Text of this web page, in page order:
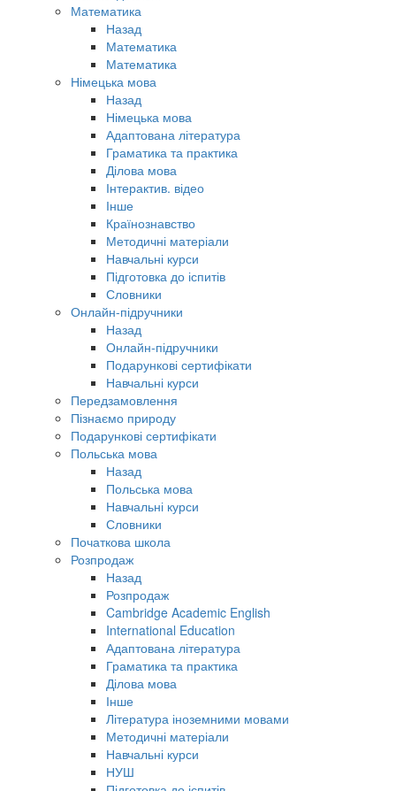
Математика
Назад
Математика
Математика
Німецька мова
Назад
Німецька мова
Адаптована література
Граматика та практика
Ділова мова
Інтерактив. відео
Інше
Країнознавство
Методичні матеріали
Навчальні курси
Підготовка до іспитів
Словники
Онлайн-підручники
Назад
Онлайн-підручники
Подарункові сертифікати
Навчальні курси
Передзамовлення
Пізнаємо природу
Подарункові сертифікати
Польська мова
Назад
Польська мова
Навчальні курси
Словники
Початкова школа
Розпродаж
Назад
Розпродаж
Cambridge Academic English
International Education
Адаптована література
Граматика та практика
Ділова мова
Інше
Література іноземними мовами
Методичні матеріали
Навчальні курси
НУШ